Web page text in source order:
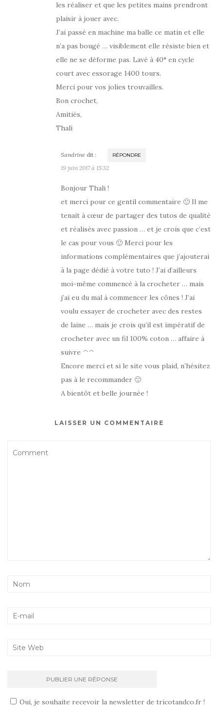
les réaliser et que les petites mains prendront
plaisir à jouer avec.
J’ai passé en machine ma balle ce matin et elle
n’a pas bougé … visiblement elle résiste bien et
elle ne se déforme pas. Lavé à 40° en cycle
court avec essorage 1400 tours.
Merci pour vos jolies trouvailles.
Bon crochet,
Amitiés,
Thali
Sandrine dit : RÉPONDRE
19 juin 2017 à 15:32
Bonjour Thali !
et merci pour ce gentil commentaire 🙂 Il me
tenait à cœur de partager des tutos de qualité
et réalisés avec passion … et je crois que c’est
le cas pour vous 🙂 Merci pour les
informations complémentaires que j’ajouterai
à la page dédié à votre tuto ! J’ai d’ailleurs
moi-même commencé à la crocheter … mais
j’ai eu du mal à commencer les cônes ! J’ai
voulu essayer de crocheter avec des restes
de laine … mais je crois qu’il est impératif de
crocheter avec un fil 100% coton … affaire à
suivre ^^
Encore merci et si le site vous plaid, n’hésitez
pas à le recommander 🙂
A bientôt et belle journée !
LAISSER UN COMMENTAIRE
Oui, je souhaite recevoir la newsletter de tricotandco.fr !